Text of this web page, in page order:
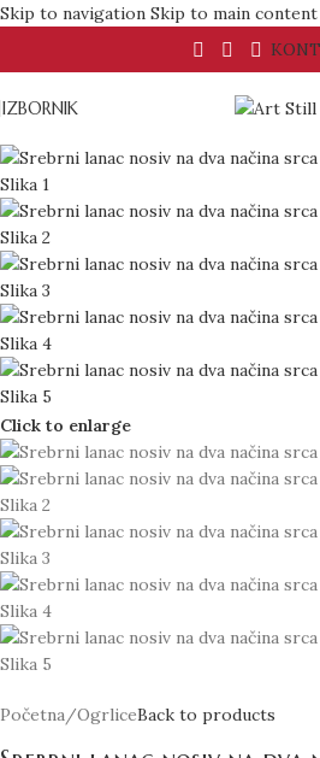
Skip to navigation Skip to main content
IZBORNIK
Click to enlarge
Početna /OgrliceBack to products